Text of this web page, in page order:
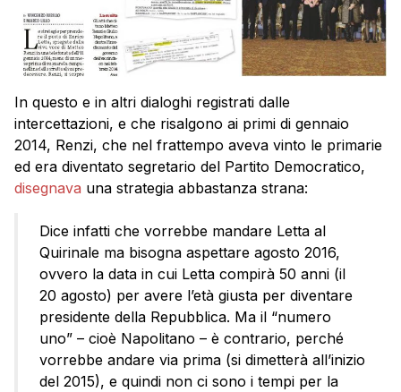
In questo e in altri dialoghi registrati dalle
intercettazioni, e che risalgono ai primi di gennaio
2014, Renzi, che nel frattempo aveva vinto le primarie
ed era diventato segretario del Partito Democratico,
disegnava una strategia abbastanza strana:
Dice infatti che vorrebbe mandare Letta al
Quirinale ma bisogna aspettare agosto 2016,
ovvero la data in cui Letta compirà 50 anni (il
20 agosto) per avere l’età giusta per diventare
presidente della Repubblica. Ma il “numero
uno” – cioè Napolitano – è contrario, perché
vorrebbe andare via prima (si dimetterà all’inizio
del 2015), e quindi non ci sono i tempi per la